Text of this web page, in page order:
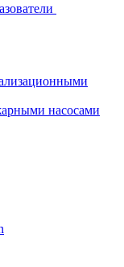
насосами